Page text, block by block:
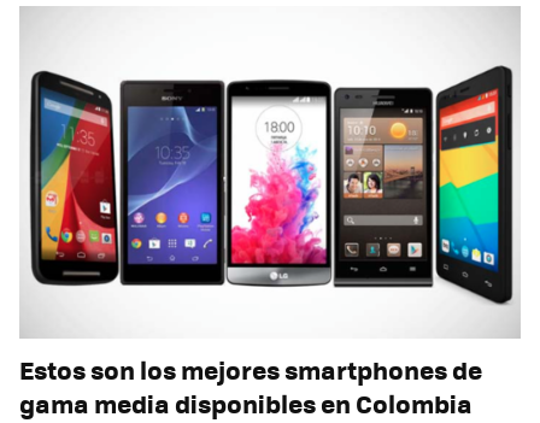
Estos son los mejores smartphones de
gama media disponibles en Colombia